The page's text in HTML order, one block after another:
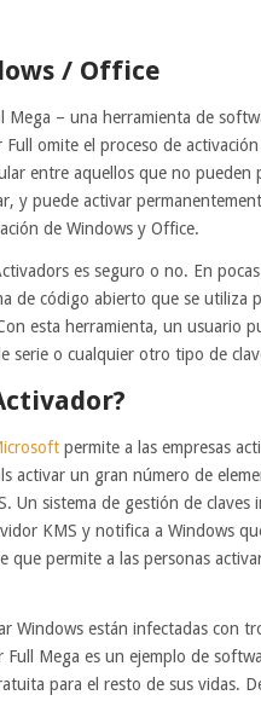
/ Office
Mega – una herramienta de
omite el proceso de
entre aquellos que no
y puede activar
de Windows y Office.
es seguro o no. En
de código abierto que se utiliza
esta herramienta, un usuario
serie o cualquier otro tipo de
permite a las empresas
activar un gran número de
Un sistema de gestión de
KMS y notifica a Windows
que permite a las personas
Windows están infectadas con
Mega es un ejemplo de
para el resto de sus vidas.